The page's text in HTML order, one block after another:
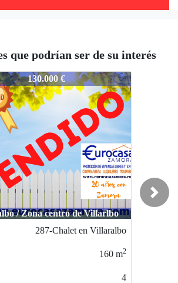
que podrían ser de su interés
130.000 €
/ Zona centro de Villarlbo
287-Chalet en Villaralbo
160 m2
4
Next